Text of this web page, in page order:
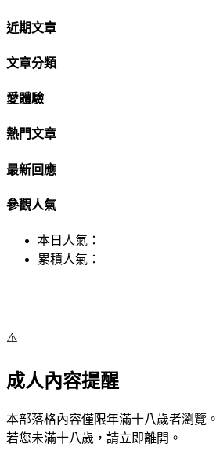
近期文章
文章分類
愛體驗
熱門文章
最新回應
參觀人氣
本日人氣：
累積人氣：
⚠️
成人內容提醒
本部落格內容僅限年滿十八歲者瀏覽。
若您未滿十八歲，請立即離開。